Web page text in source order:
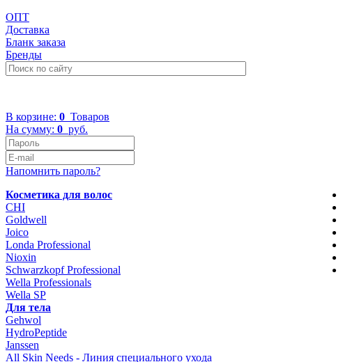
ОПТ
Доставка
Бланк заказа
Бренды
В корзине: 0 Товаров
На сумму: 0 руб.
Напомнить пароль?
Косметика для волос
CHI
Goldwell
Joico
Londa Professional
Nioxin
Schwarzkopf Professional
Wella Professionals
Wella SP
Для тела
Gehwol
HydroPeptide
Janssen
All Skin Needs - Линия специального ухода